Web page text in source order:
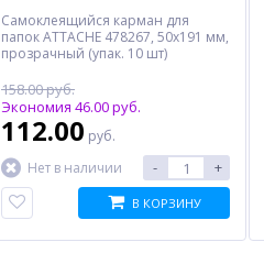
Самоклеящийся карман для
папок ATTACHE 478267, 50x191 мм,
прозрачный (упак. 10 шт)
158.00 руб.
Экономия 46.00 руб.
112.00 руб.
Нет в наличии
- +
В КОРЗИНУ